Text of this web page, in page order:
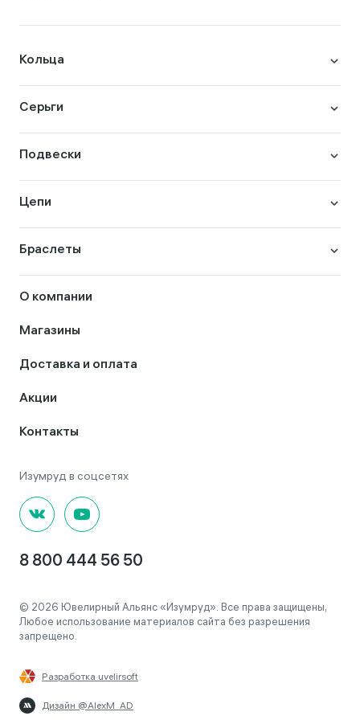
Кольца
Серьги
Подвески
Цепи
Браслеты
О компании
Магазины
Доставка и оплата
Акции
Контакты
8 800 444 56 50
© 2026 Ювелирный Альянс «Изумруд». Все права защищены,
Любое использование материалов сайта без разрешения
запрещено.
Разработка uvelirsoft
Дизайн @AlexM_AD